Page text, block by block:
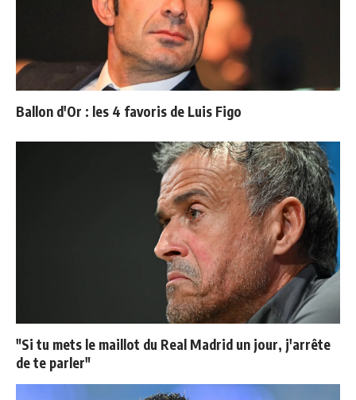
Ballon d'Or : les 4 favoris de Luis Figo
"Si tu mets le maillot du Real Madrid un jour, j'arrête
de te parler"